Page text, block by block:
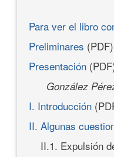
Para ver el libro
Preliminares (PDF)
Presentación
González
I. Introducción
II. Algunas
II.1. Expulsión